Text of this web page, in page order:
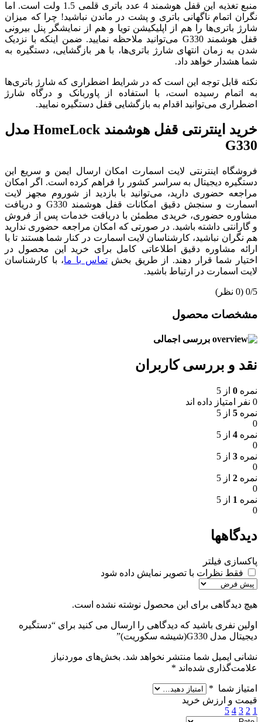
منبع تغذیه این قفل هوشمند 4 عدد باتری قلمی 1.5 ولت است. اما
نگران اتمام ناگهانی باتری و پشت در ماندن نباشید! چرا که میزان
شارژ باتری‌ها را هم از اپلیکیشن تویا و هم از نمایشگر پنل بیرونی
قفل هوشمند G330 می‌توانید ملاحظه نمایید. ضمن اینکه با نزدیک
شدن به زمان انتهای شارژ باتری‌ها، با هر بازگشایی، دستگیره به
شما هشدار خواهد داد.
نکته قابل توجه این است که در شرایط اضطراری که شارژ باتری‌ها
به اتمام رسیده است، با استفاده از پاوربانک و درگاه شارژ
اضطراری می‌توانید اقدام به بازگشایی قفل دستگیره نمایید.
خرید اینترنتی قفل هوشمند HomeLock مدل
G330
فروشگاه اینترنتی لایت اسمارت امکان ارسال ایمن و سریع این
دستگیره دیجیتال به سراسر کشور را فراهم کرده است. اگر امکان
مراجعه حضوری دارید، می‌توانید با بازدید از شوروم مجهز لایت
اسمارت و سنجش دقیق امکانات قفل هوشمند G330 و دریافت
مشاوره حضوری، خریدی مطمئن با دریافت خدمات پس از فروش
و گارانتی داشته باشید. در صورتی که امکان مراجعه حضوری ندارید
هم نگران نباشید، کارشناسان لایت اسمارت در کنار شما هستند تا با
ارائه مشاوره دقیق اطلاعاتی کامل برای خرید این محصول در
اختیار شما قرار دهند. از طریق بخشتماس با ما، با کارشناسان
لایت اسمارت در ارتباط باشید.
‫0/5 ‫(0 نظر)
مشخصات محصول
بررسی اجمالی
نقد و بررسی کاربران
نمره 0 از 5
0 نفر امتیاز داده اند
نمره 5 از 5
0
نمره 4 از 5
0
نمره 3 از 5
0
نمره 2 از 5
0
نمره 1 از 5
0
دیدگاهها
پاکسازی فیلتر
فقط نظرات با تصویر نمایش داده شود
هیچ دیدگاهی برای این محصول نوشته نشده است.
اولین نفری باشید که دیدگاهی را ارسال می کنید برای “دستگیره
دیجیتال مدل G330(شیشه سکوریت)”
نشانی ایمیل شما منتشر نخواهد شد. بخش‌های موردنیاز
علامت‌گذاری شده‌اند *
امتیاز شما *
قیمت و ارزش خرید
1
2
3
4
5